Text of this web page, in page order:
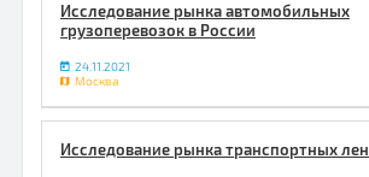
Исследование рынка автомобильных
грузоперевозок в России
24.11.2021
Москва
Исследование рынка транспортных